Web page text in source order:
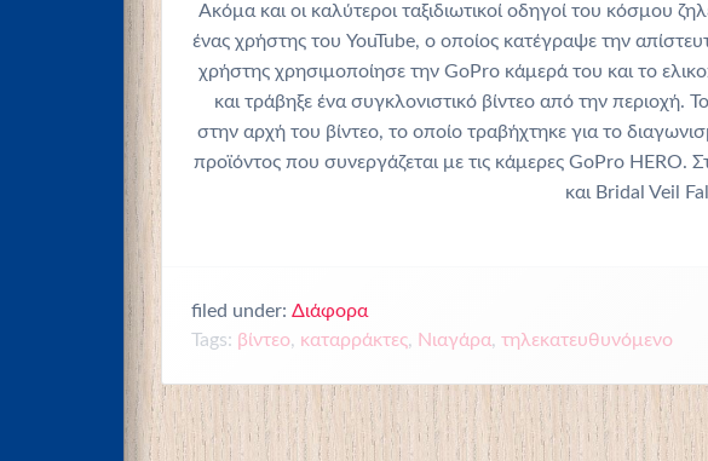
Ακόμα και οι καλύτεροι ταξιδιωτικοί οδηγοί του κόσμου
ένας χρήστης του YouTube, ο οποίος κατέγραψε την
χρήστης χρησιμοποίησε την GoPro κάμερά του και το
και τράβηξε ένα συγκλονιστικό βίντεο από την περιοχή.
στην αρχή του βίντεο, το οποίο τραβήχτηκε για το
προϊόντος που συνεργάζεται με τις κάμερες GoPro HERO.
και Bridal Veil
filed under: Διάφορα
Tags: βίντεο, καταρράκτες, Νιαγάρα, τηλεκατευθυνόμενο